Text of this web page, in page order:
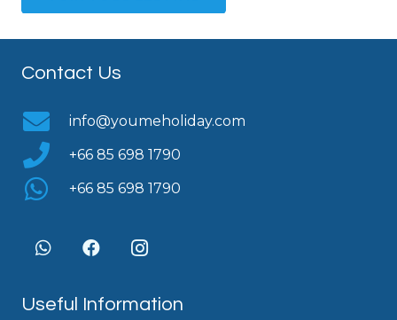
Contact Us
info@youmeholiday.com
+66 85 698 1790
+66 85 698 1790
Useful Information